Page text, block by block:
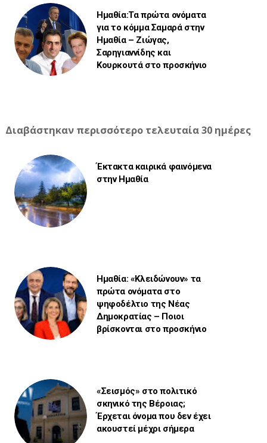
Ημαθία:Τα πρώτα ονόματα
για το κόμμα Σαμαρά στην
Ημαθία – Ζιώγας,
Σαρηγιαννίδης και
Κουρκουτά στο προσκήνιο
Διαβάστηκαν περισσότερο τελευταία 30 ημέρες
Έκτακτα καιρικά φαινόμενα
στην Ημαθία
Ημαθία: «Κλειδώνουν» τα
πρώτα ονόματα στο
ψηφοδέλτιο της Νέας
Δημοκρατίας – Ποιοι
βρίσκονται στο προσκήνιο
«Σεισμός» στο πολιτικό
σκηνικό της Βέροιας;
Έρχεται όνομα που δεν έχει
ακουστεί μέχρι σήμερα